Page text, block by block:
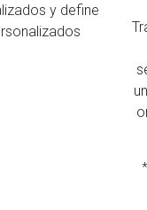
y define